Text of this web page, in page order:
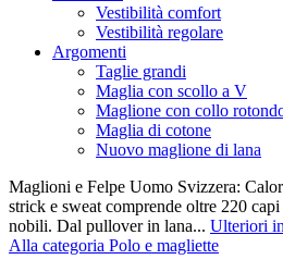
Vestibilità comfort
Vestibilità regolare
Argomenti
Taglie grandi
Maglia con scollo a V
Maglione con collo
Maglia di cotone
Nuovo maglione di lana
Maglioni e Felpe Uomo Svizzera:
strick e sweat comprende oltre 220
nobili. Dal pullover in lana... Ulteriori
Alla categoria Polo e magliette